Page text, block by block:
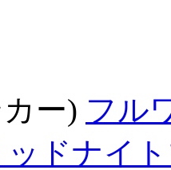
ー) フル
ッドナイ